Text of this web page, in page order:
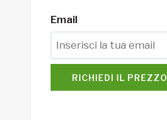
Email
RICHIEDI IL PREZZO